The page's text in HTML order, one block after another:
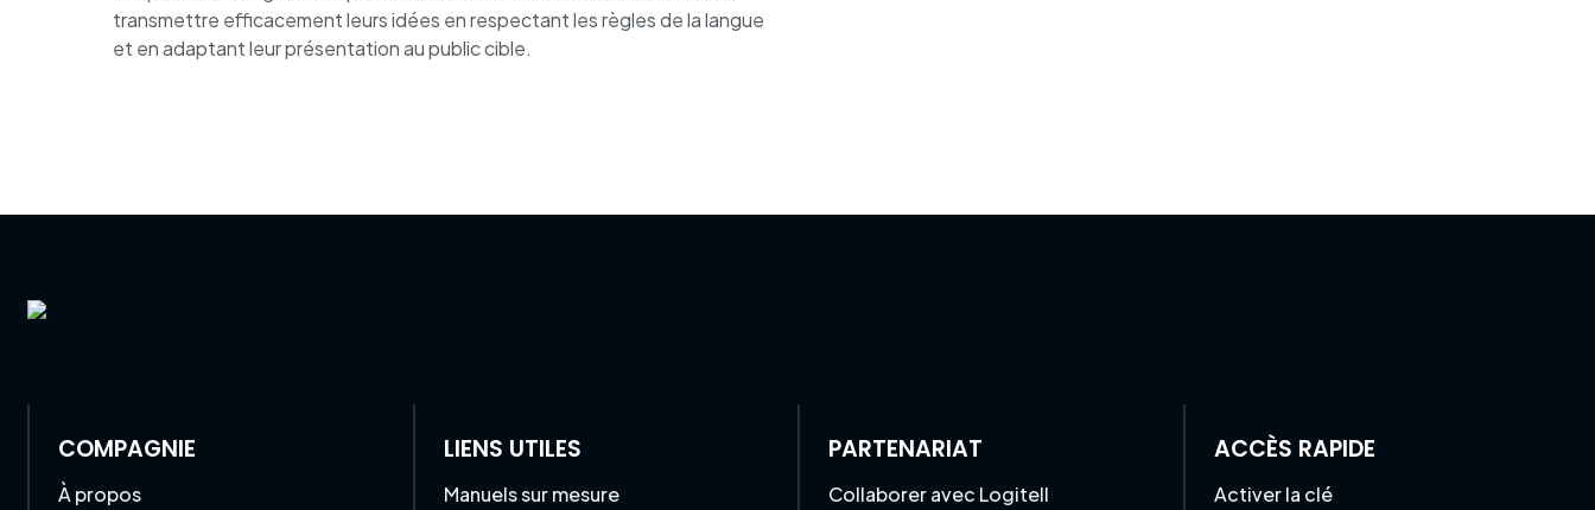
transmettre efficacement leurs idées en respectant les règles de la langue
et en adaptant leur présentation au public cible.
COMPAGNIE
À propos
LIENS UTILES
Manuels sur mesure
PARTENARIAT
Collaborer avec Logitell
ACCÈS RAPIDE
Activer la clé